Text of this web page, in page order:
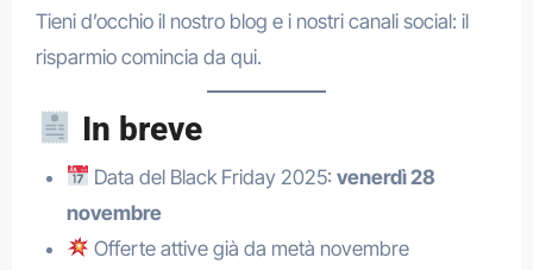
Tieni d’occhio il nostro blog e i nostri canali social: il
risparmio comincia da qui.
In breve
Data del Black Friday 2025:venerdì 28
novembre
Offerte attive già da metà novembre